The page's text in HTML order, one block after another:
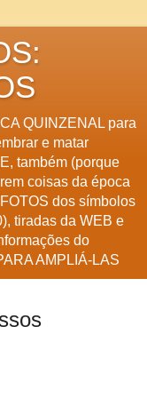
QUINZENAL para
e matar
também (porque
coisas da época
dos símbolos
tiradas da WEB e
do
AMPLIÁ-LAS